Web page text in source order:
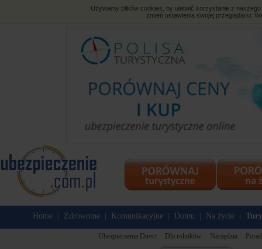
Używamy plików cookies, by ułatwić korzystanie z
zmień ustawienia swojej przeglądarki.
Home Zdrowotne Komunikacyjne Domu Na życie
Ubezpieczenia Direct Dla rolników Narzędzia